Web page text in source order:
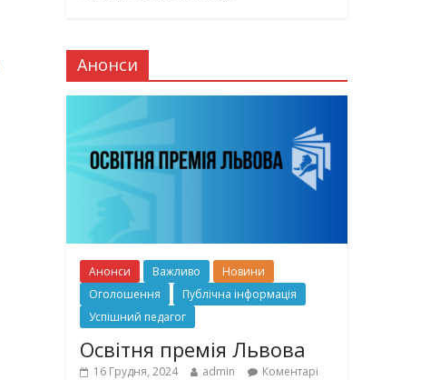
Анонси
Анонси Важливо
Новини
Оголошення
Публічна інформація
Успішний педагог
Освітня премія Львова
16 Грудня, 2024 admin
Коментарі